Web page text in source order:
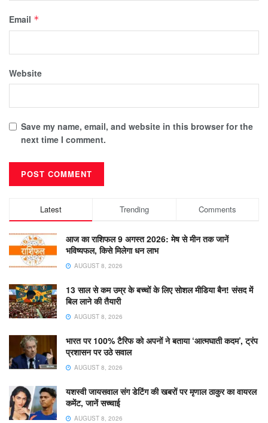
Email *
Website
Save my name, email, and website in this browser for the
next time I comment.
Latest Trending Comments
आज का राशिफल 9 अगस्त 2026: मेष से मीन तक जानें
भविष्यफल, किसे मिलेगा धन लाभ
AUGUST 8, 2026
13 साल से कम उम्र के बच्चों के लिए सोशल मीडिया बैन! संसद में
बिल लाने की तैयारी
AUGUST 8, 2026
भारत पर 100% टैरिफ को अपनों ने बताया ‘आत्मघाती कदम’, ट्रंप
प्रशासन पर उठे सवाल
AUGUST 8, 2026
यशस्वी जायसवाल संग डेटिंग की खबरों पर मृणाल ठाकुर का वायरल
कमेंट, जानें सच्चाई
AUGUST 8, 2026